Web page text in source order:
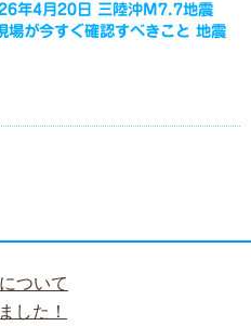
年4月20日 三陸沖M7.7地震
が今すぐ確認すべきこと 地震
ついて
した！